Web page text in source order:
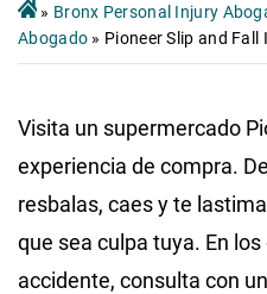
» Bronx Personal Injury
Abogado » Pioneer Slip and Fall
Visita un supermercado
experiencia de compra.
resbalas, caes y te
que sea culpa tuya. En
accidente, consulta con